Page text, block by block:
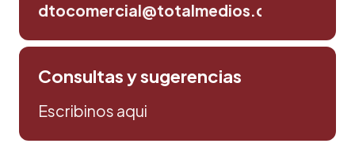
dtocomercial@totalmedios.com
Consultas y sugerencias
Escribinos aqui